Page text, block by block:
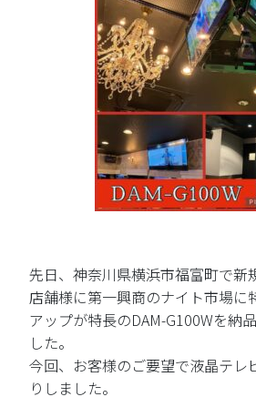
先日、神奈川県横浜市福富町で新
店舗様に第一興商のナイト市場に
アップが特長のDAM-G100Wを納
した。
今回、お客様のご要望で液晶テレ
りしました。